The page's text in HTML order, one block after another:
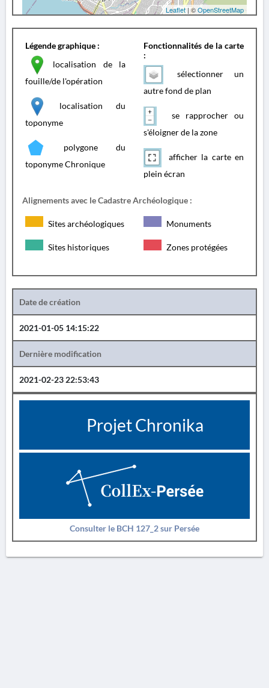
Leaflet| ©OpenStreetMap
Légende graphique :
localisation de la
fouille/de l'opération
localisation du
toponyme
polygone du
toponyme Chronique
Fonctionnalités de la carte
:
sélectionner un
autre fond de plan
se rapprocher ou
s'éloigner de la zone
afficher la carte en
plein écran
Alignements avec le Cadastre Archéologique :
Sites archéologiques Monuments
Sites historiques Zones protégées
Date de création
2021-01-05 14:15:22
Dernière modification
2021-02-23 22:53:43
Projet Chronika
Consulter le BCH 127_2 sur Persée